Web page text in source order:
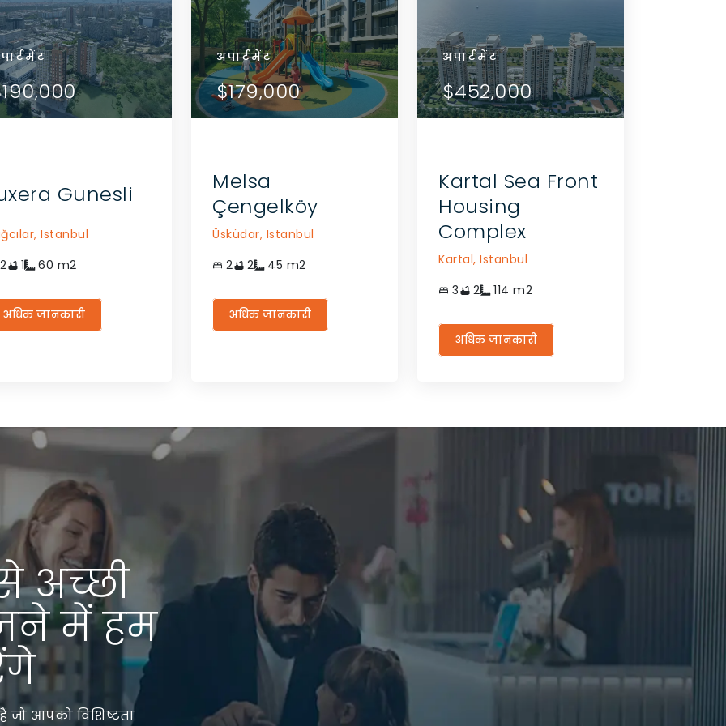
आवास
$156,000
विवरण देखें
एजेंट से संपर्क करें
आवास
$156,000
अपार्टमेंट
$190,000
अपार्टमेंट
$190,000
Gunesli
Istanbul
2
1 60 m2
अधिक जानकारी
विवरण देखें
एजेंट से संपर्क करें
अपार्टमेंट
$179,000
अपार्टमेंट
$179,000
Melsa
Çengelköy
Üsküdar, Istanbul
2
2 45 m2
अधिक जानकारी
विवरण देखें
एजेंट से संपर्क करें
अपार्टमेंट
$452,000
Kartal Sea Front
Housing
Complex
Kartal, Istanbul
3
2 114 m2
अधिक जानकारी
अच्छी
में हम
आपको विशिष्टता